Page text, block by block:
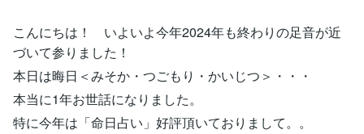
こんにちは！ いよいよ今年2024年も終わりの足音が近
づいて参りました！
本日は晦日＜みそか・つごもり・かいじつ＞・・・
本当に1年お世話になりました。
特に今年は「命日占い」好評頂いておりまして。。